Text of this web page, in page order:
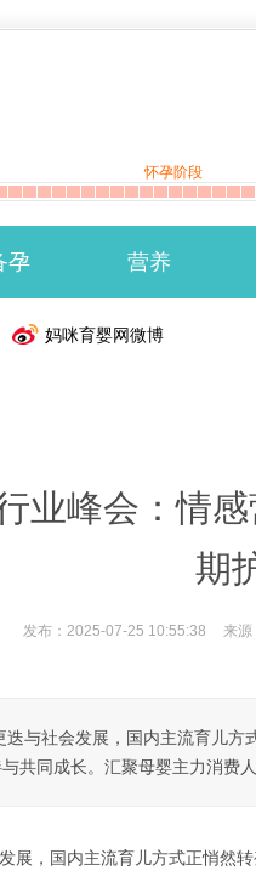
怀孕阶段
孕 营养
妈咪育婴网微博
生男生女
业峰会：情
期
发布：2025-07-25 10:55:38 来源
迭与社会发展，国内主流育儿
共同成长。汇聚母婴主力消费
展，国内主流育儿方式正悄然